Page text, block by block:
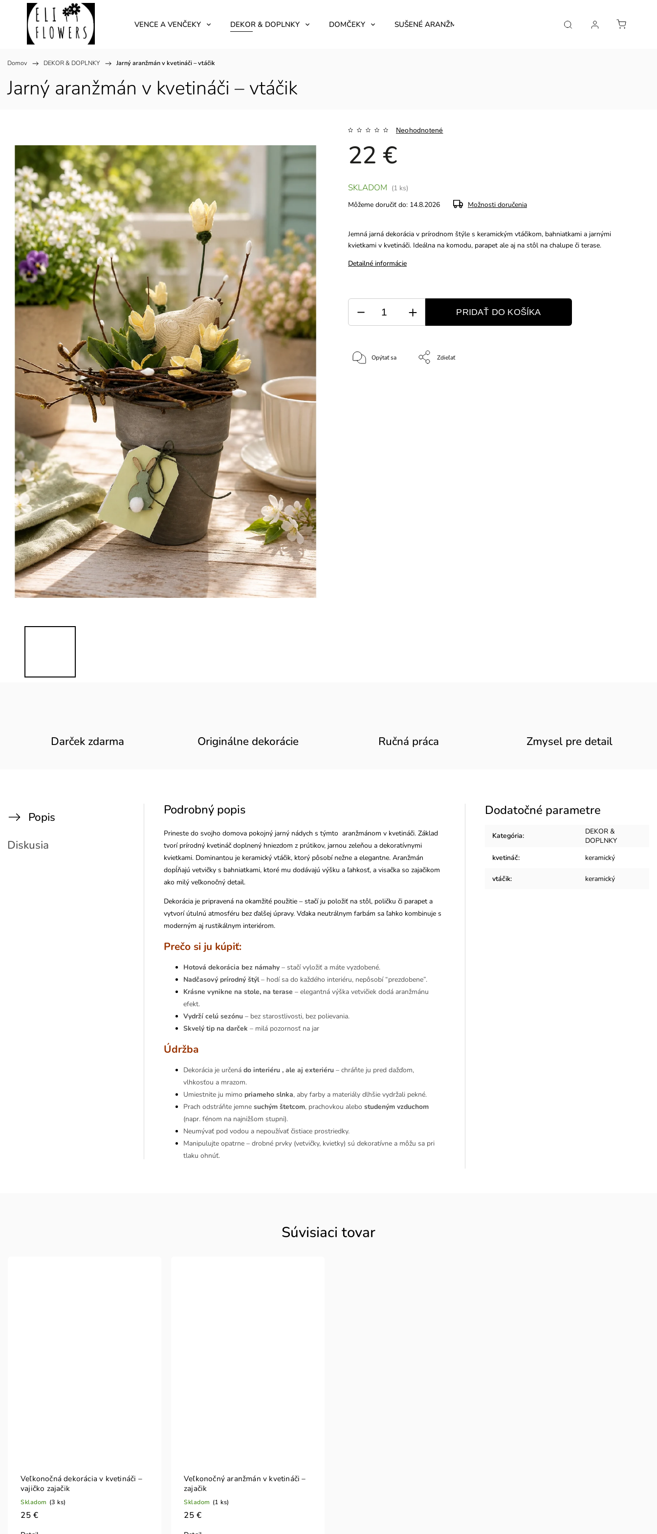
VENCE A VENČEKY DEKOR & DOPLNKY DOMČEKY SUŠENÉ ARANŽMÁNY
Domov / DEKOR & DOPLNKY / Jarný aranžmán v kvetináči – vtáčik
Jarný aranžmán v kvetináči – vtáčik
Neohodnotené
22 €
Jemná jarná dekorácia v prírodnom štýle s keramickým vtáčikom, bahniatkami a jarnými
kvietkami v kvetináči. Ideálna na komodu, parapet ale aj na stôl na chalupe či terase.
Detailné informácie
SKLADOM (1 ks)
Môžeme doručiť do: 14.8.2026 Možnosti doručenia
PRIDAŤ DO KOŠÍKA
Opýtať sa Zdieľať
Darček zdarma Originálne dekorácie Ručná práca Zmysel pre detail
Popis
Diskusia
Podrobný popis
Prineste do svojho domova pokojný jarný nádych s týmto aranžmánom v kvetináči. Základ
tvorí prírodný kvetináč doplnený hniezdom z prútikov, jarnou zeleňou a dekoratívnymi
kvietkami. Dominantou je keramický vtáčik, ktorý pôsobí nežne a elegantne. Aranžmán
dopĺňajú vetvičky s bahniatkami, ktoré mu dodávajú výšku a ľahkosť, a visačka so zajačikom
ako milý veľkonočný detail.
Dekorácia je pripravená na okamžité použitie – stačí ju položiť na stôl, poličku či parapet a
vytvorí útulnú atmosféru bez ďalšej úpravy. Vďaka neutrálnym farbám sa ľahko kombinuje s
moderným aj rustikálnym interiérom.
Prečo si ju kúpiť:
Hotová dekorácia bez námahy – stačí vyložiť a máte vyzdobené.
Nadčasový prírodný štýl– hodí sa do každého interiéru, nepôsobí “prezdobene”.
Krásne vynikne na stole, na terase – elegantná výška vetvičiek dodá aranžmánu
efekt.
Vydrží celú sezónu – bez starostlivosti, bez polievania.
Skvelý tip na darček – milá pozornosť na jar
Údržba
Dekorácia je určená do interiéru , ale aj exteriéru – chráňte ju pred dažďom,
vlhkosťou a mrazom.
Umiestnite ju mimo priameho slnka, aby farby a materiály dlhšie vydržali pekné.
Prach odstráňte jemne suchým štetcom, prachovkou alebo studeným vzduchom
(napr. fénom na najnižšom stupni).
Neumývať pod vodou a nepoužívať čistiace prostriedky.
Manipulujte opatrne – drobné prvky (vetvičky, kvietky) sú dekoratívne a môžu sa pri
tlaku ohnúť.
Dodatočné parametre
Kategória:
DEKOR &
DOPLNKY
kvetináč: keramický
vtáčik: keramický
Súvisiaci tovar
Veľkonočná dekorácia v kvetináči –
vajičko zajačik
Skladom (3 ks)
25 €
Veľkonočný aranžmán v kvetináči –
zajačik
Skladom (1 ks)
25 €